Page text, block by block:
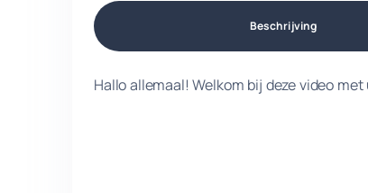
Beschrijving
Hallo allemaal! Welkom bij deze video